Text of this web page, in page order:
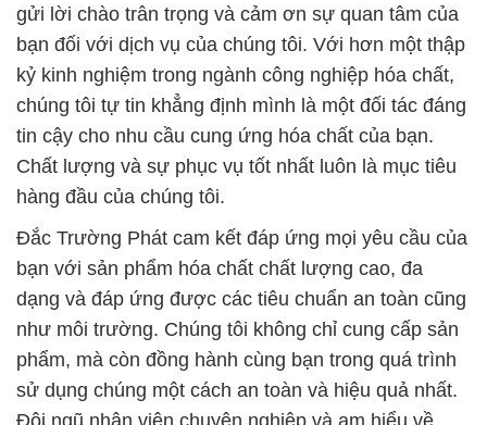
gửi lời chào trân trọng và cảm ơn sự quan tâm của
bạn đối với dịch vụ của chúng tôi. Với hơn một thập
kỷ kinh nghiệm trong ngành công nghiệp hóa chất,
chúng tôi tự tin khẳng định mình là một đối tác đáng
tin cậy cho nhu cầu cung ứng hóa chất của bạn.
Chất lượng và sự phục vụ tốt nhất luôn là mục tiêu
hàng đầu của chúng tôi.
Đắc Trường Phát cam kết đáp ứng mọi yêu cầu của
bạn với sản phẩm hóa chất chất lượng cao, đa
dạng và đáp ứng được các tiêu chuẩn an toàn cũng
như môi trường. Chúng tôi không chỉ cung cấp sản
phẩm, mà còn đồng hành cùng bạn trong quá trình
sử dụng chúng một cách an toàn và hiệu quả nhất.